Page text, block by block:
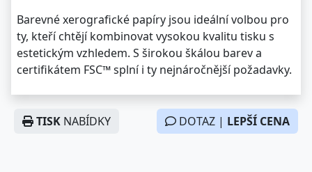
Barevné xerografické papíry jsou ideální volbou pro
ty, kteří chtějí kombinovat vysokou kvalitu tisku s
estetickým vzhledem. S širokou škálou barev a
certifikátem FSC™ splní i ty nejnáročnější požadavky.
TISK NABÍDKY DOTAZ | LEPŠÍ CENA